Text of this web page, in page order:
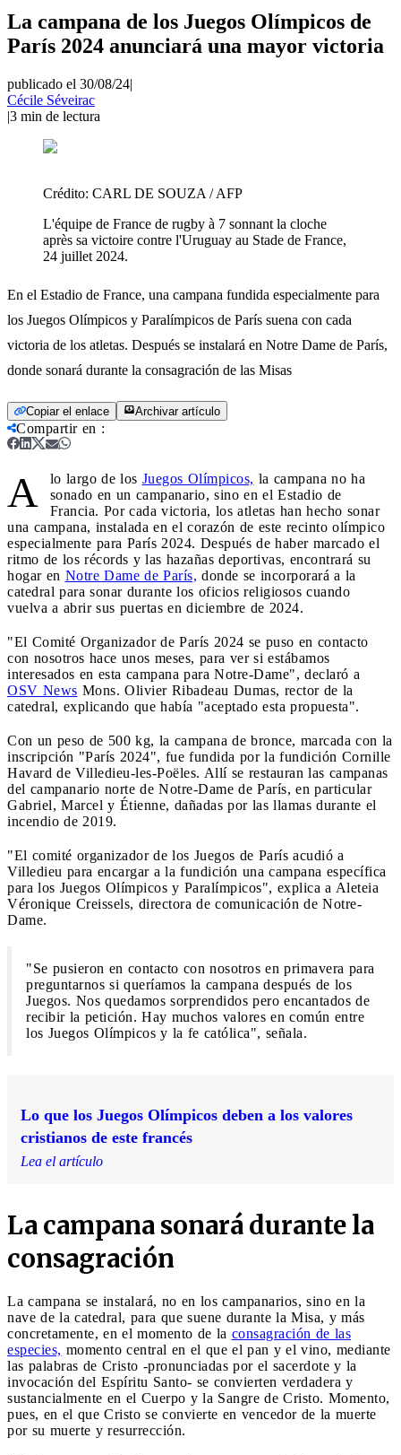
La campana de los Juegos Olímpicos de
París 2024 anunciará una mayor victoria
publicado el 30/08/24|
Cécile Séveirac
|3 min de lectura
Crédito: CARL DE SOUZA / AFP
L'équipe de France de rugby à 7 sonnant la cloche
après sa victoire contre l'Uruguay au Stade de France,
24 juillet 2024.
En el Estadio de France, una campana fundida especialmente para
los Juegos Olímpicos y Paralímpicos de París suena con cada
victoria de los atletas. Después se instalará en Notre Dame de París,
donde sonará durante la consagración de las Misas
Copiar el enlace Archivar artículo
Compartir en :
A lo largo de los Juegos Olímpicos, la campana no ha
sonado en un campanario, sino en el Estadio de
Francia. Por cada victoria, los atletas han hecho sonar
una campana, instalada en el corazón de este recinto olímpico
especialmente para París 2024. Después de haber marcado el
ritmo de los récords y las hazañas deportivas, encontrará su
hogar en Notre Dame de París, donde se incorporará a la
catedral para sonar durante los oficios religiosos cuando
vuelva a abrir sus puertas en diciembre de 2024.
"El Comité Organizador de París 2024 se puso en contacto
con nosotros hace unos meses, para ver si estábamos
interesados en esta campana para Notre-Dame", declaró a
OSV News Mons. Olivier Ribadeau Dumas, rector de la
catedral, explicando que había "aceptado esta propuesta".
Con un peso de 500 kg, la campana de bronce, marcada con la
inscripción "París 2024", fue fundida por la fundición Cornille
Havard de Villedieu-les-Poëles. Allí se restauran las campanas
del campanario norte de Notre-Dame de París, en particular
Gabriel, Marcel y Étienne, dañadas por las llamas durante el
incendio de 2019.
"El comité organizador de los Juegos de París acudió a
Villedieu para encargar a la fundición una campana específica
para los Juegos Olímpicos y Paralímpicos", explica a Aleteia
Véronique Creissels, directora de comunicación de Notre-
Dame.
"Se pusieron en contacto con nosotros en primavera para
preguntarnos si queríamos la campana después de los
Juegos. Nos quedamos sorprendidos pero encantados de
recibir la petición. Hay muchos valores en común entre
los Juegos Olímpicos y la fe católica", señala.
Lo que los Juegos Olímpicos deben a los valores
cristianos de este francés
Lea el artículo
La campana sonará durante la
consagración
La campana se instalará, no en los campanarios, sino en la
nave de la catedral, para que suene durante la Misa, y más
concretamente, en el momento de la consagración de las
especies, momento central en el que el pan y el vino, mediante
las palabras de Cristo -pronunciadas por el sacerdote y la
invocación del Espíritu Santo- se convierten verdadera y
sustancialmente en el Cuerpo y la Sangre de Cristo. Momento,
pues, en el que Cristo se convierte en vencedor de la muerte
por su muerte y resurrección.